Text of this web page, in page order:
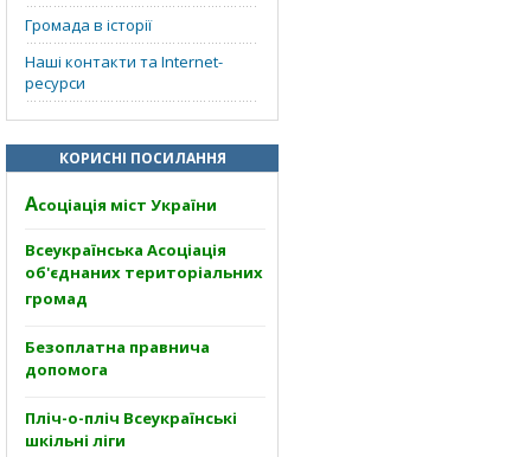
Громада в історії
Наші контакти та Internet-
ресурси
КОРИСНІ ПОСИЛАННЯ
Асоціація міст України
Всеукраїнська Асоціація
об'єднаних територіальних
громад
Безоплатна правнича
допомога
Пліч-о-пліч Всеукраїнські
шкільні ліги